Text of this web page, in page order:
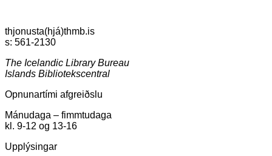
thjonusta(hjá)thmb.is
s: 561-2130
The Icelandic Library Bureau
Islands Bibliotekscentral
Opnunartími afgreiðslu
Mánudaga – fimmtudaga
kl. 9-12 og 13-16
Upplýsingar